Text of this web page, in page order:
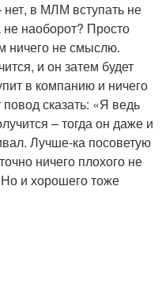
в МЛМ вступать не
наоборот? Просто
ничего не смыслю.
и он затем будет
в компанию и ничего
повод сказать: «Я ведь
– тогда он даже и
Лучше-ка посоветую
ничего плохого не
и хорошего тоже